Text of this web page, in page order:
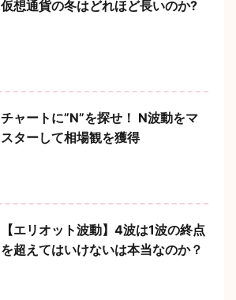
仮想通貨の冬はどれほど長いのか?
チャートに”N”を探せ！ N波動をマ
スターして相場観を獲得
【エリオット波動】4波は1波の終点
を超えてはいけないは本当なのか？